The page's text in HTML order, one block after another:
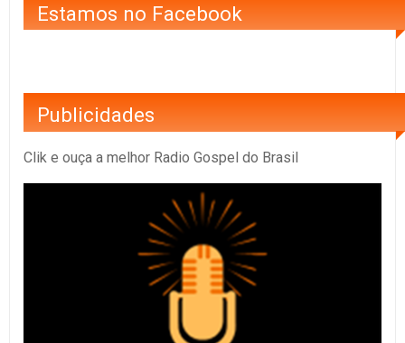
Estamos no Facebook
Publicidades
Clik e ouça a melhor Radio Gospel do Brasil